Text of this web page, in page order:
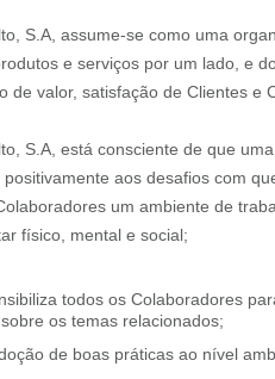
S.A, assume-se como uma
e serviços por um lado, e
de valor, satisfação de Clientes e
S.A, está consciente de que
aos desafios com
um ambiente de
físico, mental e social;
todos os Colaboradores
os temas relacionados;
de boas práticas ao nível